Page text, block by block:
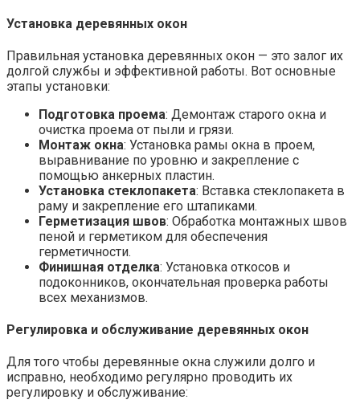
Установка деревянных окон
Правильная установка деревянных окон — это залог их
долгой службы и эффективной работы. Вот основные
этапы установки:
Подготовка проема: Демонтаж старого окна и
очистка проема от пыли и грязи.
Монтаж окна: Установка рамы окна в проем,
выравнивание по уровню и закрепление с
помощью анкерных пластин.
Установка стеклопакета: Вставка стеклопакета в
раму и закрепление его штапиками.
Герметизация швов: Обработка монтажных швов
пеной и герметиком для обеспечения
герметичности.
Финишная отделка: Установка откосов и
подоконников, окончательная проверка работы
всех механизмов.
Регулировка и обслуживание деревянных окон
Для того чтобы деревянные окна служили долго и
исправно, необходимо регулярно проводить их
регулировку и обслуживание: